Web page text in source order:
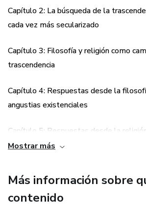
Capítulo 2: La búsqueda de la
cada vez más secularizado
Capítulo 3: Filosofía y religión como
trascendencia
Capítulo 4: Respuestas desde la
angustias existenciales
Capítulo 5: Respuestas desde la
angustias existenciales
búsqueda de respuestas
Mostrar más
Más información sobre
contenido